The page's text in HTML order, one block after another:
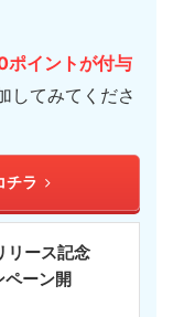
ポイントが付与
してみてくださ
チラ
リース記念
ペーン開